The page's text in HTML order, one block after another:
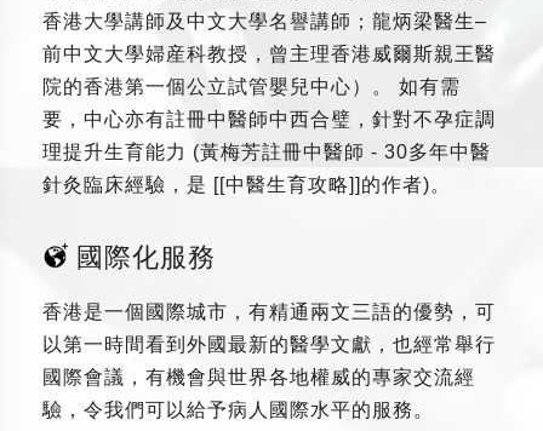
香港大學講師及中文大學名譽講師；龍炳梁醫生–
前中文大學婦産科教授，曾主理香港威爾斯親王醫
院的香港第一個公立試管嬰兒中心）。 如有需
要，中心亦有註冊中醫師中西合璧，針對不孕症調
理提升生育能力 (黃梅芳註冊中醫師 - 30多年中醫
針灸臨床經驗，是 [[中醫生育攻略]]的作者)。
國際化服務
香港是一個國際城市，有精通兩文三語的優勢，可
以第一時間看到外國最新的醫學文獻，也經常舉行
國際會議，有機會與世界各地權威的專家交流經
驗，令我們可以給予病人國際水平的服務。